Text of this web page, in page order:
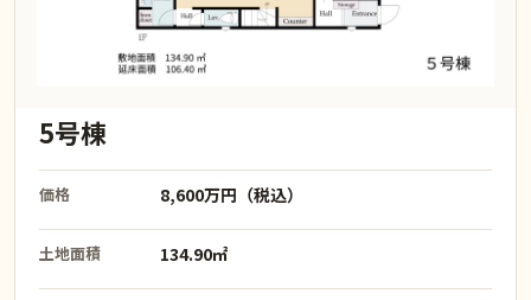
5号棟
価格 8,600万円（税込）
土地面積 134.90㎡